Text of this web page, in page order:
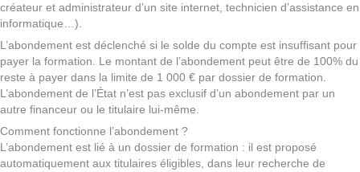
créateur et administrateur d’un site internet, technicien d’assistance en
informatique…).
L’abondement est déclenché si le solde du compte est insuffisant pour
payer la formation. Le montant de l’abondement peut être de 100% du
reste à payer dans la limite de 1 000 € par dossier de formation.
L’abondement de l’État n’est pas exclusif d’un abondement par un
autre financeur ou le titulaire lui-même.
Comment fonctionne l’abondement ?
L’abondement est lié à un dossier de formation : il est proposé
automatiquement aux titulaires éligibles, dans leur recherche de